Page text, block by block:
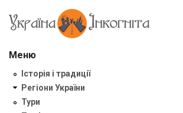
Меню
Історія і традиції
Регіони України
Тури